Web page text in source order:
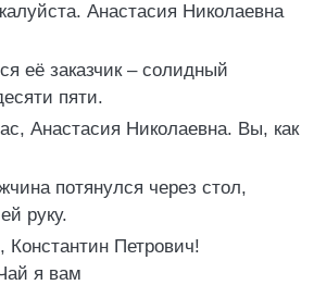
Анастасия Николаевна
её заказчик – солидный
пяти.
Анастасия Николаевна. Вы, как
потянулся через стол,
руку.
Константин Петрович!
я вам